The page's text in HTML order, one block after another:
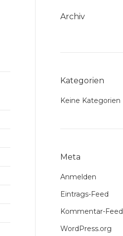
Archiv
Kategorien
Keine Kategorien
Meta
Anmelden
Eintrags-Feed
Kommentar-Feed
WordPress.org